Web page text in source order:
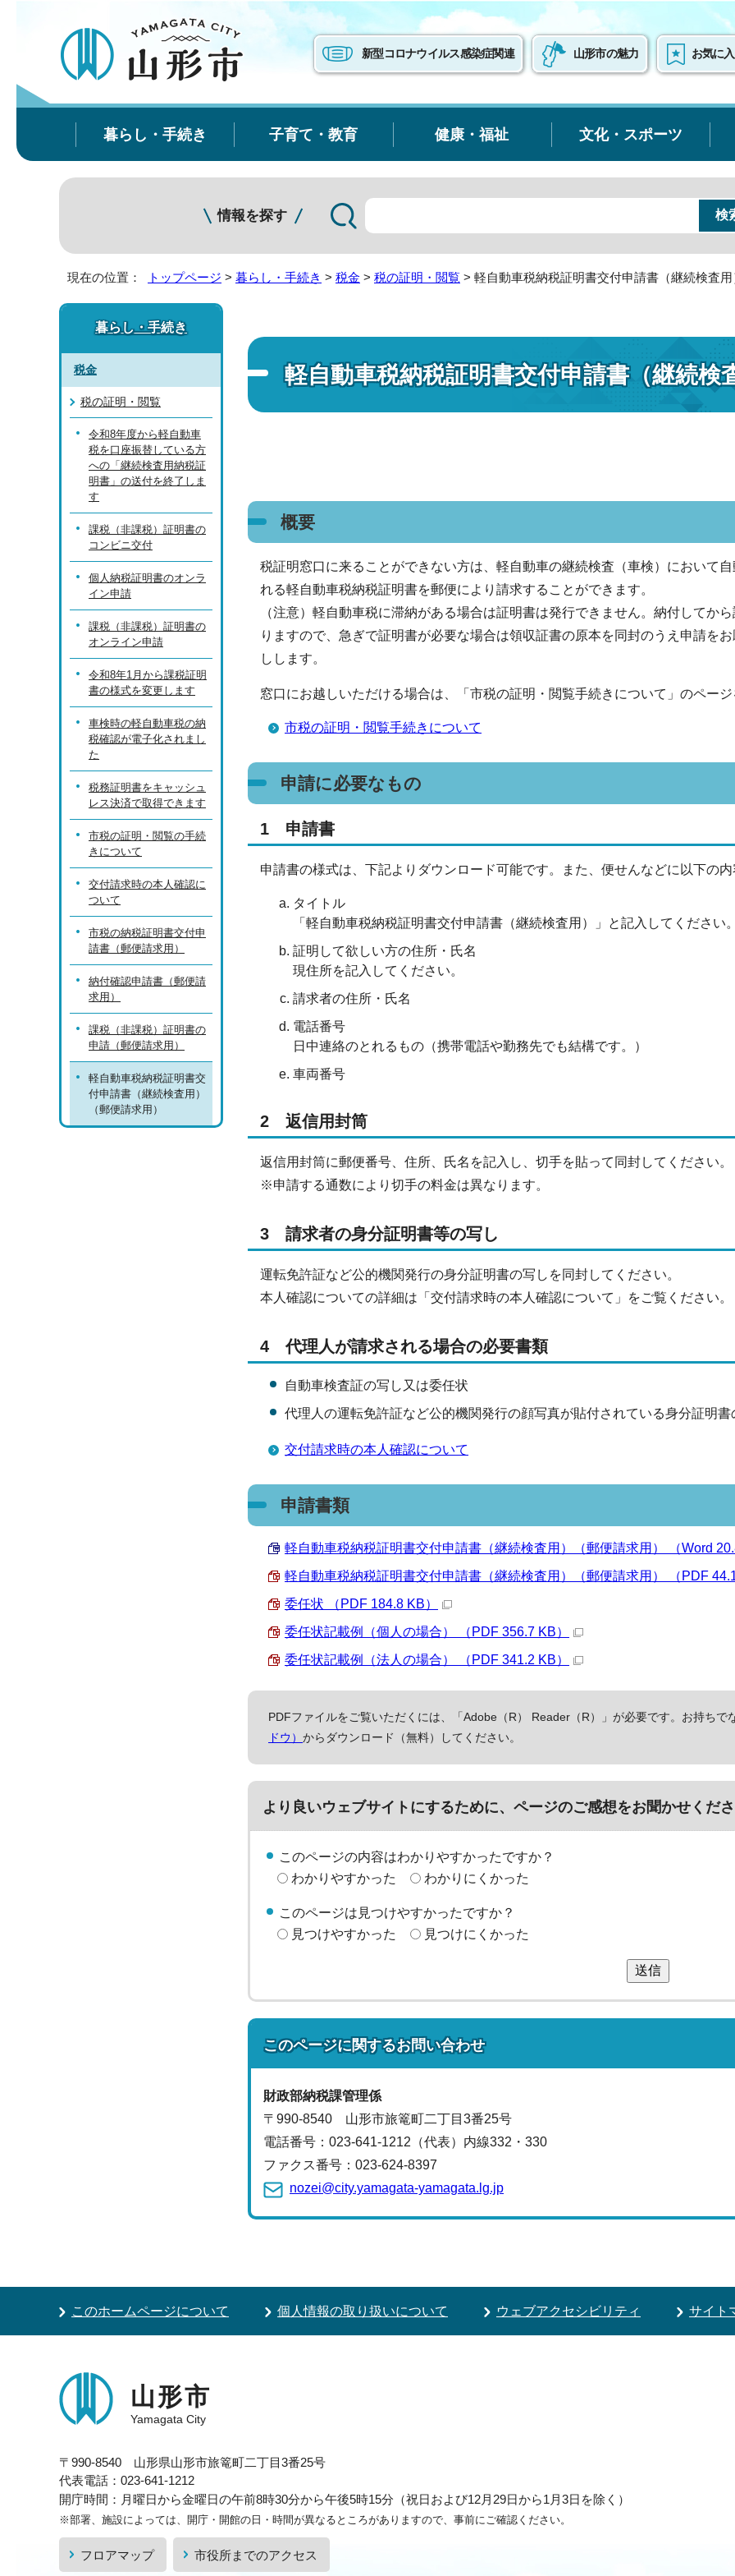
新型コロナウイルス感染症関連 山形市の魅力 お気に
暮らし・手続き 子育て・教育 健康・福祉 文化・スポーツ
情報を探す
現在の位置： トップページ > 暮らし・手続き > 税金 > 税の証明・閲覧 > 軽自動車税納税証明書交付申請書（継続検査
軽自動車税納税証明書交付申請書（継続検
概要
税証明窓口に来ることができない方は、軽自動車の継続検査（車検）において
れる軽自動車税納税証明書を郵便により請求することができます。
（注意）軽自動車税に滞納がある場合は証明書は発行できません。納付してか
りますので、急ぎで証明書が必要な場合は領収証書の原本を同封のうえ申請を
しします。
窓口にお越しいただける場合は、「市税の証明・閲覧手続きについて」のペー
市税の証明・閲覧手続きについて
申請に必要なもの
1 申請書
申請書の様式は、下記よりダウンロード可能です。また、便せんなどに以下の
タイトル
「軽自動車税納税証明書交付申請書（継続検査用）」と記入してください
証明して欲しい方の住所・氏名
現住所を記入してください。
請求者の住所・氏名
電話番号
日中連絡のとれるもの（携帯電話や勤務先でも結構です。）
車両番号
2 返信用封筒
返信用封筒に郵便番号、住所、氏名を記入し、切手を貼って同封してください。
※申請する通数により切手の料金は異なります。
3 請求者の身分証明書等の写し
運転免許証など公的機関発行の身分証明書の写しを同封してください。
本人確認についての詳細は「交付請求時の本人確認について」をご覧ください。
4 代理人が請求される場合の必要書類
自動車検査証の写し又は委任状
代理人の運転免許証など公的機関発行の顔写真が貼付されている身分証明書
交付請求時の本人確認について
申請書類
軽自動車税納税証明書交付申請書（継続検査用）（郵便請求用） （Word
軽自動車税納税証明書交付申請書（継続検査用）（郵便請求用） （PDF
委任状 （PDF 184.8 KB）
委任状記載例（個人の場合） （PDF 356.7 KB）
委任状記載例（法人の場合） （PDF 341.2 KB）
PDFファイルをご覧いただくには、「Adobe（R） Reader（R）」が必要です。お持ちで
ドウ） からダウンロード（無料）してください。
より良いウェブサイトにするために、ページのご感想をお聞かせくだ
このページの内容はわかりやすかったですか？
わかりやすかった
わかりにくかった
このページは見つけやすかったですか？
見つけやすかった
見つけにくかった
送信
このページに関するお問い合わせ
財政部納税課管理係
〒990-8540 山形市旅篭町二丁目3番25号
電話番号： 023-641-1212（代表） 内線332・330
ファクス番号：023-624-8397
nozei@city.yamagata-yamagata.lg.jp
暮らし・手続き
税金
税の証明・閲覧
令和8年度から軽自動車
税を口座振替している方
への「継続検査用納税証
明書」の送付を終了しま
す
課税（非課税）証明書の
コンビニ交付
個人納税証明書のオンラ
イン申請
課税（非課税）証明書の
オンライン申請
令和8年1月から課税証明
書の様式を変更します
車検時の軽自動車税の納
税確認が電子化されまし
た
税務証明書をキャッシュ
レス決済で取得できます
市税の証明・閲覧の手続
きについて
交付請求時の本人確認に
ついて
市税の納税証明書交付申
請書（郵便請求用）
納付確認申請書（郵便請
求用）
課税（非課税）証明書の
申請（郵便請求用）
軽自動車税納税証明書交
付申請書（継続検査用）
（郵便請求用）
このホームページについて 個人情報の取り扱いについて ウェブアクセシビリティ サイト
山形市
Yamagata City
〒990-8540 山形県山形市旅篭町二丁目3番25号
代表電話：023-641-1212
開庁時間：月曜日から金曜日の午前8時30分から午後5時15分（祝日および12月29日から1月3日を除く）
※部署、施設によっては、開庁・開館の日・時間が異なるところがありますので、事前にご確認ください。
フロアマップ 市役所までのアクセス